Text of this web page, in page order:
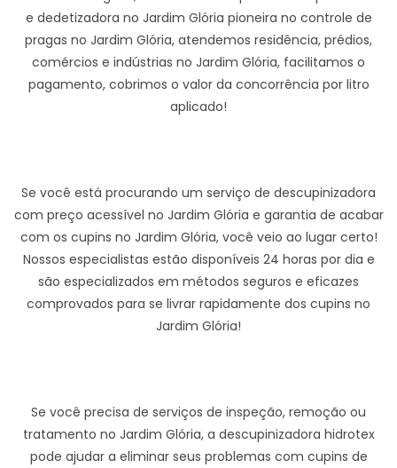
e dedetizadora no Jardim Glória pioneira no controle de
pragas no Jardim Glória, atendemos residência, prédios,
comércios e indústrias no Jardim Glória, facilitamos o
pagamento, cobrimos o valor da concorrência por litro
aplicado!
Se você está procurando um serviço de descupinizadora
com preço acessível no Jardim Glória e garantia de acabar
com os cupins no Jardim Glória, você veio ao lugar certo!
Nossos especialistas estão disponíveis 24 horas por dia e
são especializados em métodos seguros e eficazes
comprovados para se livrar rapidamente dos cupins no
Jardim Glória!
Se você precisa de serviços de inspeção, remoção ou
tratamento no Jardim Glória, a descupinizadora hidrotex
pode ajudar a eliminar seus problemas com cupins de